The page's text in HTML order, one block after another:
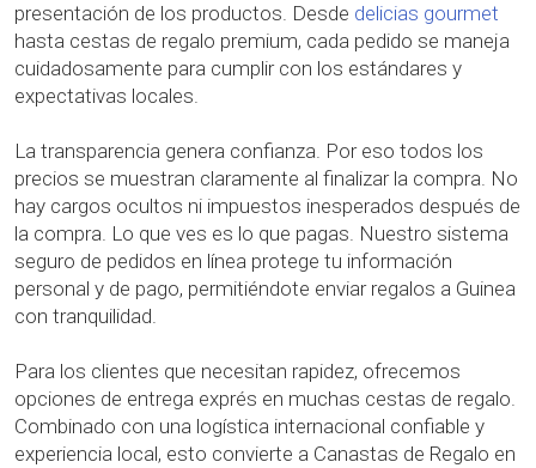
presentación de los productos. Desde delicias gourmet
hasta cestas de regalo premium, cada pedido se maneja
cuidadosamente para cumplir con los estándares y
expectativas locales.
La transparencia genera confianza. Por eso todos los
precios se muestran claramente al finalizar la compra. No
hay cargos ocultos ni impuestos inesperados después de
la compra. Lo que ves es lo que pagas. Nuestro sistema
seguro de pedidos en línea protege tu información
personal y de pago, permitiéndote enviar regalos a Guinea
con tranquilidad.
Para los clientes que necesitan rapidez, ofrecemos
opciones de entrega exprés en muchas cestas de regalo.
Combinado con una logística internacional confiable y
experiencia local, esto convierte a Canastas de Regalo en